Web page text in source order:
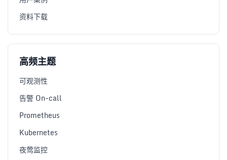
资料下载
高频主题
可观测性
告警 On-call
Prometheus
Kubernetes
夜莺监控